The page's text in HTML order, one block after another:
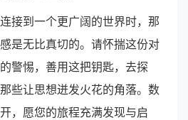
接到一个更广阔的世界时，那
是无比真切的。请怀揣这份对
警惕，善用这把钥匙，去探
些让思想迸发火花的角落。数
，愿您的旅程充满发现与启